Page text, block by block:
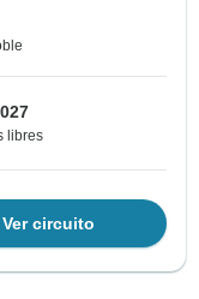
libres
Ver circuito